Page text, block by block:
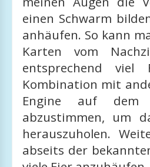
einen Schwarm
anhäufen. So kann
Karten vom
entsprechend
Kombination mit
Engine auf dem
abzustimmen, um
herauszuholen.
abseits der